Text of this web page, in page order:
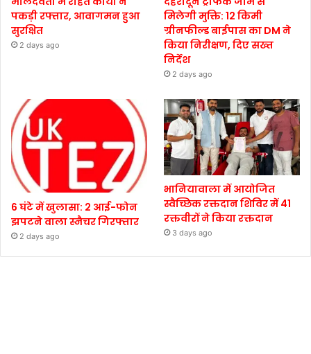
पकड़ी रफ्तार, आवागमन हुआ
सुरक्षित
2 days ago
मिलेगी मुक्ति: 12 किमी
ग्रीनफील्ड बाईपास का DM ने
किया निरीक्षण, दिए सख्त
निर्देश
2 days ago
6 घंटे में खुलासा: 2 आई-फोन
झपटने वाला स्नैचर गिरफ्तार
2 days ago
भानियावाला में आयोजित
स्वैच्छिक रक्तदान शिविर में 41
रक्तवीरों ने किया रक्तदान
3 days ago